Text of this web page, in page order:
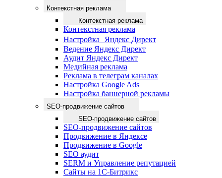
Контекстная реклама
Контекстная реклама
Контекстная реклама
Настройка Яндекс Директ
Ведение Яндекс Директ
Аудит Яндекс Директ
Медийная реклама
Реклама в телеграм каналах
Настройка Google Ads
Настройка баннерной рекламы
SEO-продвижение сайтов
SEO-продвижение сайтов
SEO-продвижение сайтов
Продвижение в Яндексе
Продвижение в Google
SEO аудит
SERM и Управление репутацией
Сайты на 1С-Битрикс